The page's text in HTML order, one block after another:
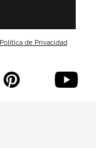
Política de Privacidad
p y